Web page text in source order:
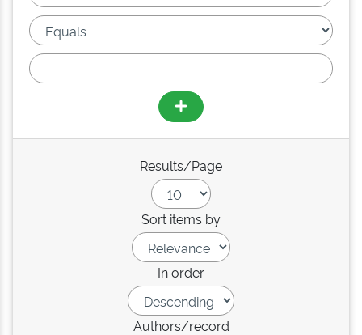
Results/Page
Sort items by
In order
Authors/record